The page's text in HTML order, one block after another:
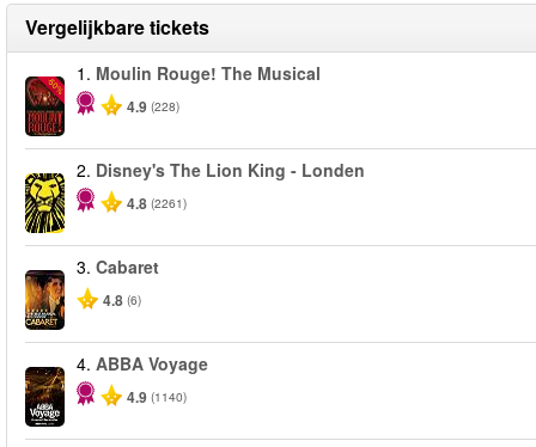
Vergelijkbare tickets
-50%
1. Moulin Rouge! The Musical
4.9 (228)
2. Disney's The Lion King - Londen
4.8 (2261)
3. Cabaret
4.8 (6)
4. ABBA Voyage
4.9 (1140)